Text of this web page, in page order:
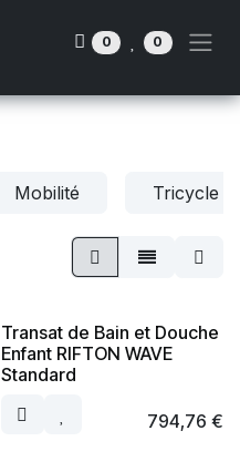
0 0
Mobilité Tricycle
Transat de Bain et Douche
Enfant RIFTON WAVE
Standard
794,76 €